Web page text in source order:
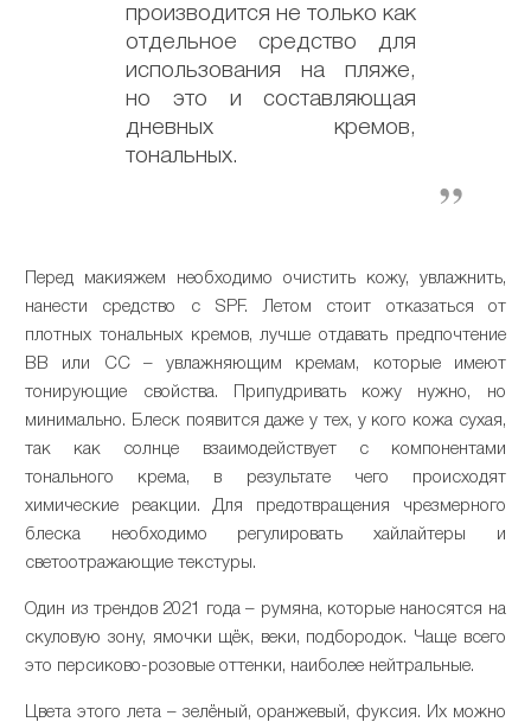
производится не только как
отдельное средство для
использования на пляже,
но это и составляющая
дневных кремов,
тональных.
Перед макияжем необходимо очистить кожу, увлажнить,
нанести средство с SPF. Летом стоит отказаться от
плотных тональных кремов, лучше отдавать предпочтение
ВВ или СС – увлажняющим кремам, которые имеют
тонирующие свойства. Припудривать кожу нужно, но
минимально. Блеск появится даже у тех, у кого кожа сухая,
так как солнце взаимодействует с компонентами
тонального крема, в результате чего происходят
химические реакции. Для предотвращения чрезмерного
блеска необходимо регулировать хайлайтеры и
светоотражающие текстуры.
Один из трендов 2021 года – румяна, которые наносятся на
скуловую зону, ямочки щёк, веки, подбородок. Чаще всего
это персиково-розовые оттенки, наиболее нейтральные.
Цвета этого лета – зелёный, оранжевый, фуксия. Их можно